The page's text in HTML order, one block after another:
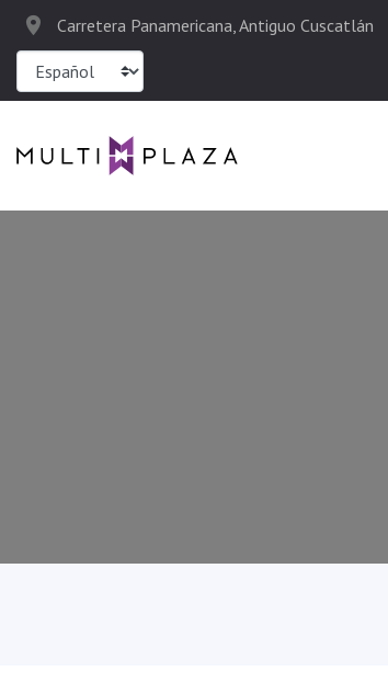
Carretera Panamericana, Antiguo Cuscatlán